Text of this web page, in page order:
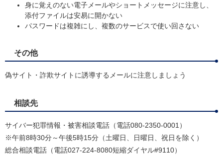
身に覚えのない電子メールやショートメッセージに注意し、
添付ファイルは安易に開かない
パスワードは複雑にし、複数のサービスで使い回さない
その他
偽サイト・詐欺サイトに誘導するメールに注意しましょう
相談先
サイバー犯罪情報・被害相談電話（電話080-2350-0001）
※午前8時30分～午後5時15分（土曜日、日曜日、祝日を除く）
総合相談電話（電話027-224-8080短縮ダイヤル#9110）